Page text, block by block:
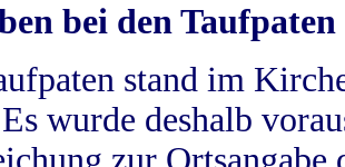
bei den Taufpaten
stand im
wurde deshalb